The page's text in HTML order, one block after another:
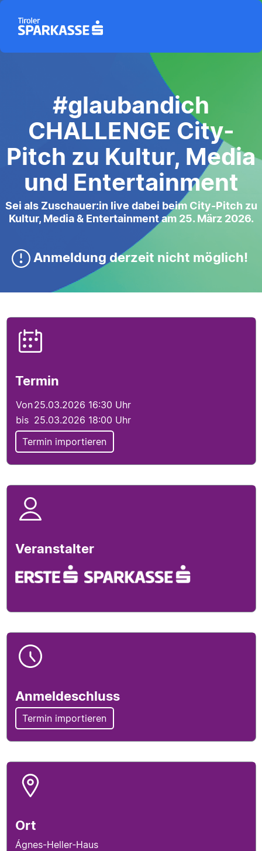
#glaubandich
CHALLENGE City-
Pitch zu Kultur, Media
und Entertainment
Sei als Zuschauer:in live dabei beim City-Pitch zu
Kultur, Media & Entertainment am 25. März 2026.
Anmeldung derzeit nicht möglich!
Veranstaltungsdetails
Termininfo
Termin
Von25.03.2026 16:30 Uhr
bis 25.03.2026 18:00 Uhr
Termin importieren
Veranstalterinfo
Veranstalter
Anmeldeschlussinfo
Anmeldeschluss
Termin importieren
Locationinfo
Ort
Ágnes-Heller-Haus